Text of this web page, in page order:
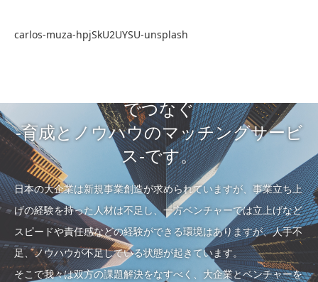
carlos-muza-hpjSkU2UYSU-unsplash
でつなぐ
-育成とノウハウのマッチングサービ
ス-です。
日本の大企業は新規事業創造が求められていますが、事業立ち上
げの経験を持った人材は不足し、一方ベンチャーでは立上げなど
スピードや責任感などの経験ができる環境はありますが、人手不
足、ノウハウが不足している状態が起きています。
そこで我々は双方の課題解決をなすべく、大企業とベンチャーを